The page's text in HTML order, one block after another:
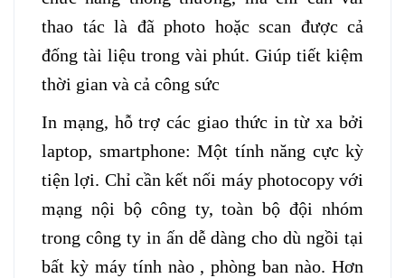
thao tác là đã photo hoặc scan được cả
đống tài liệu trong vài phút. Giúp tiết kiệm
thời gian và cả công sức
In mạng, hỗ trợ các giao thức in từ xa bởi
laptop, smartphone: Một tính năng cực kỳ
tiện lợi. Chỉ cần kết nối máy photocopy với
mạng nội bộ công ty, toàn bộ đội nhóm
trong công ty in ấn dễ dàng cho dù ngồi tại
bất kỳ máy tính nào , phòng ban nào. Hơn